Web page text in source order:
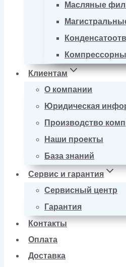
Масляные
Клиентам
О компании
Юридическая
Производство
Наши проекты
База знаний
Сервис и гарантия
Сервисный центр
Гарантия
Контакты
Оплата
Доставка